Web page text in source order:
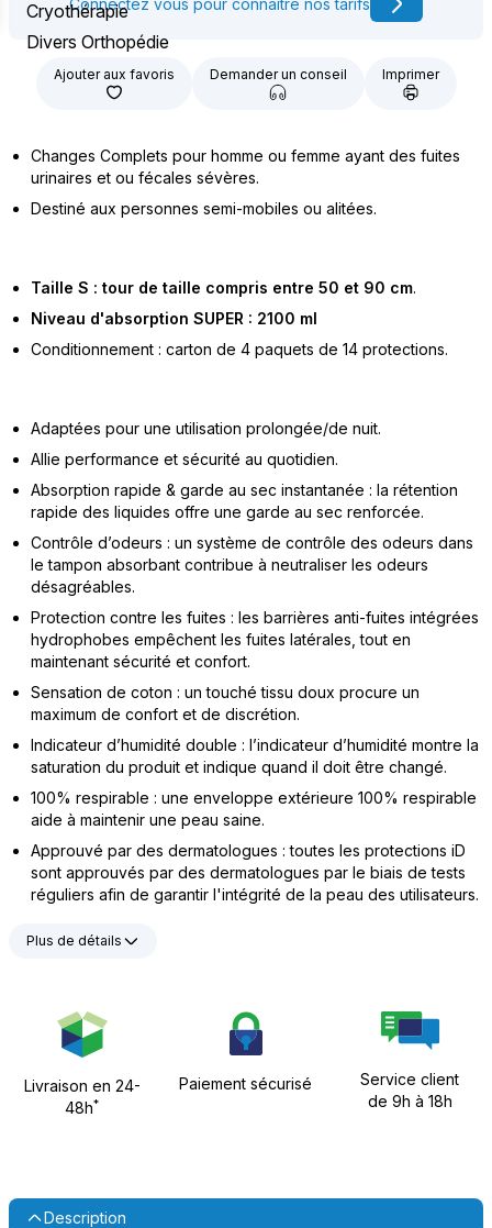
Cryothérapie
Divers Orthopédie
Connectez vous pour connaître nos tarifs
Ajouter aux favoris Demander un conseil Imprimer
Changes Complets pour homme ou femme ayant des fuites
urinaires et ou fécales sévères.
Destiné aux personnes semi-mobiles ou alitées.
Taille S : tour de taille compris entre 50 et 90 cm.
Niveau d'absorption SUPER : 2100 ml
Conditionnement : carton de 4 paquets de 14 protections.
Adaptées pour une utilisation prolongée/de nuit.
Allie performance et sécurité au quotidien.
Absorption rapide & garde au sec instantanée : la rétention
rapide des liquides offre une garde au sec renforcée.
Contrôle d’odeurs : un système de contrôle des odeurs dans
le tampon absorbant contribue à neutraliser les odeurs
désagréables.
Protection contre les fuites : les barrières anti-fuites intégrées
hydrophobes empêchent les fuites latérales, tout en
maintenant sécurité et confort.
Sensation de coton : un touché tissu doux procure un
maximum de confort et de discrétion.
Indicateur d’humidité double : l’indicateur d’humidité montre la
saturation du produit et indique quand il doit être changé.
100% respirable : une enveloppe extérieure 100% respirable
aide à maintenir une peau saine.
Approuvé par des dermatologues : toutes les protections iD
sont approuvés par des dermatologues par le biais de tests
réguliers afin de garantir l'intégrité de la peau des utilisateurs.
Plus de détails
Livraison en 24-
48h*
Paiement sécurisé
Service client
de 9h à 18h
Description